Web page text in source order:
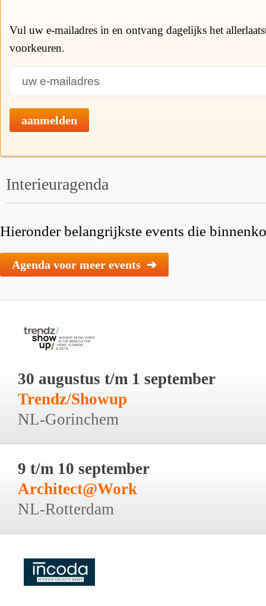
Vul uw e-mailadres in en ontvang dagelijks het
voorkeuren.
aanmelden
Interieuragenda
Hieronder belangrijkste events die
Agenda voor meer events ➔
30 augustus t/m 1 september
Trendz/Showup
NL-Gorinchem
9 t/m 10 september
Architect@Work
NL-Rotterdam